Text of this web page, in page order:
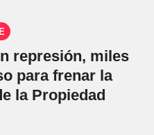
represión, miles
para frenar la
la Propiedad